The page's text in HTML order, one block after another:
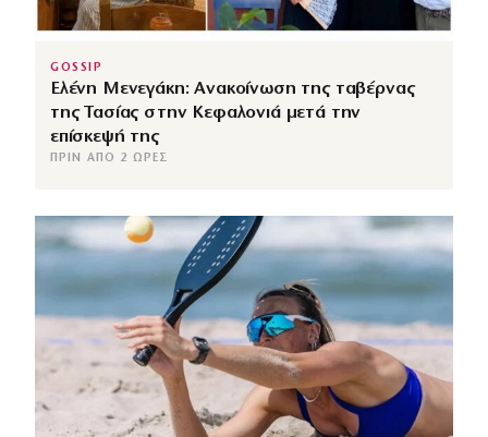
GOSSIP
Ελένη Μενεγάκη: Ανακοίνωση της ταβέρνας
της Τασίας στην Κεφαλονιά μετά την
επίσκεψή της
ΠΡΙΝ ΑΠΌ 2 ΏΡΕΣ